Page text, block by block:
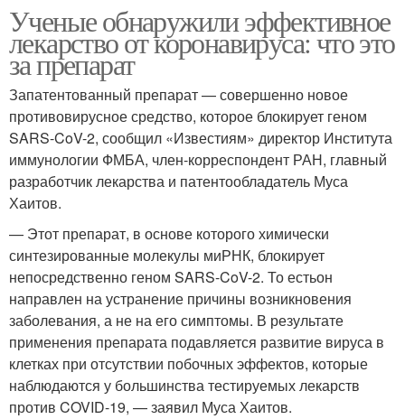
Ученые обнаружили эффективное
лекарство от коронавируса: что это
за препарат
Запатентованный препарат — совершенно новое
противовирусное средство, которое блокирует геном
SARS-CoV-2, сообщил «Известиям» директор Института
иммунологии ФМБА, член-корреспондент РАН, главный
разработчик лекарства и патентообладатель Муса
Хаитов.
— Этот препарат, в основе которого химически
синтезированные молекулы миРНК, блокирует
непосредственно геном SARS-CoV-2. То естьон
направлен на устранение причины возникновения
заболевания, а не на его симптомы. В результате
применения препарата подавляется развитие вируса в
клетках при отсутствии побочных эффектов, которые
наблюдаются у большинства тестируемых лекарств
против COVID-19, — заявил Муса Хаитов.